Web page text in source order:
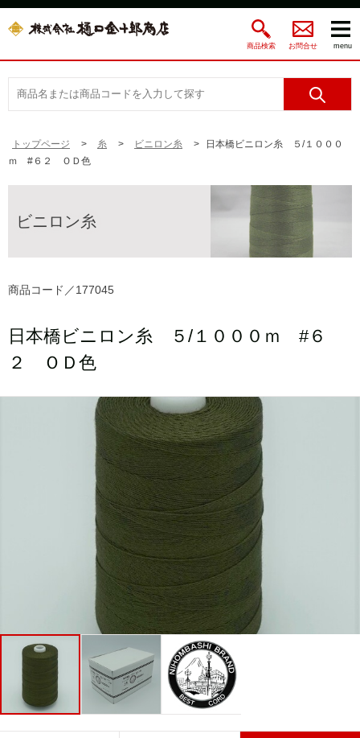
商品検索 お問合せ menu
トップページ 糸 ビニロン糸
日本橋ビニロン糸 ５/１０００
ｍ #６２ ＯＤ色
ビニロン糸
商品コード／177045
日本橋ビニロン糸 ５/１０００ｍ #６
２ ＯＤ色